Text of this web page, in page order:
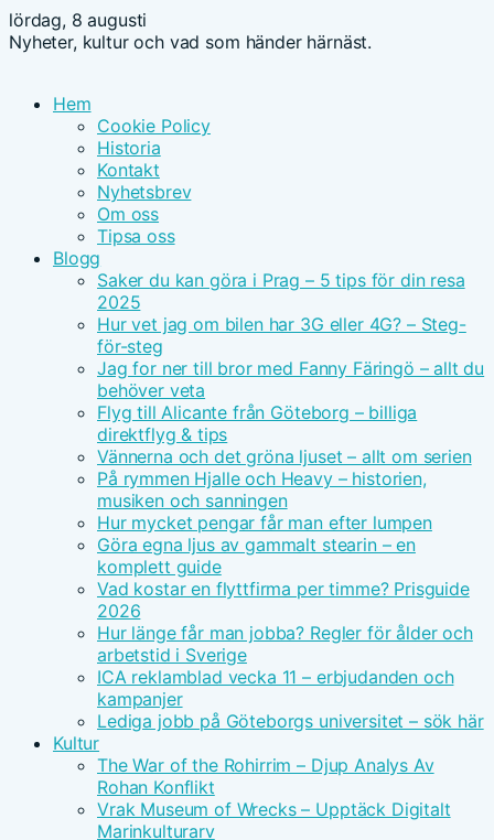
lördag, 8 augusti
Nyheter, kultur och vad som händer härnäst.
Hem
Cookie Policy
Historia
Kontakt
Nyhetsbrev
Om oss
Tipsa oss
Blogg
Saker du kan göra i Prag – 5 tips för din resa
2025
Hur vet jag om bilen har 3G eller 4G? – Steg-
för-steg
Jag for ner till bror med Fanny Färingö – allt du
behöver veta
Flyg till Alicante från Göteborg – billiga
direktflyg & tips
Vännerna och det gröna ljuset – allt om serien
På rymmen Hjalle och Heavy – historien,
musiken och sanningen
Hur mycket pengar får man efter lumpen
Göra egna ljus av gammalt stearin – en
komplett guide
Vad kostar en flyttfirma per timme? Prisguide
2026
Hur länge får man jobba? Regler för ålder och
arbetstid i Sverige
ICA reklamblad vecka 11 – erbjudanden och
kampanjer
Lediga jobb på Göteborgs universitet – sök här
Kultur
The War of the Rohirrim – Djup Analys Av
Rohan Konflikt
Vrak Museum of Wrecks – Upptäck Digitalt
Marinkulturarv